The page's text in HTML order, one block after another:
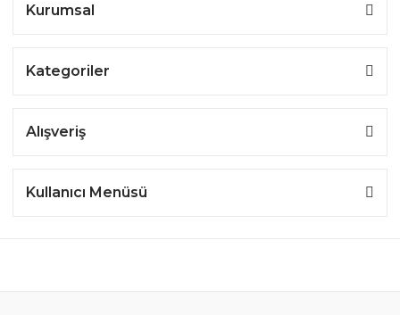
Kurumsal
Kategoriler
Alışveriş
Kullanıcı Menüsü